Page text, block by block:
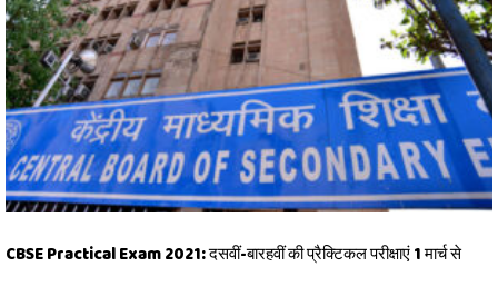
CBSE Practical Exam 2021: दसवीं-बारहवीं की प्रैक्टिकल परीक्षाएं 1 मार्च से